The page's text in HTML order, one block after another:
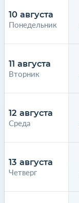
10 августа
Понедельник
11 августа
Вторник
12 августа
Среда
13 августа
Четверг